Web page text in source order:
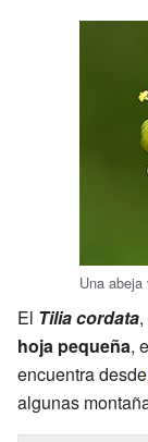
Una
El Tilia cordata
hoja pequeña,
encuentra desde
algunas